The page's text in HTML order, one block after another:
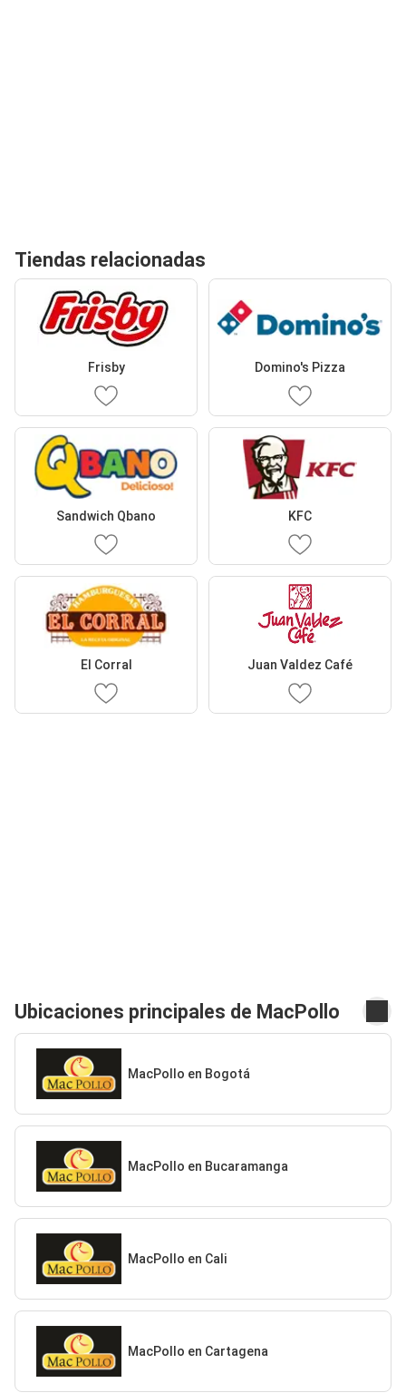
Tiendas relacionadas
Frisby Domino's Pizza
Sandwich Qbano KFC
El Corral Juan Valdez Café
Ubicaciones principales de MacPollo
MacPollo en Bogotá
MacPollo en Bucaramanga
MacPollo en Cali
MacPollo en Cartagena